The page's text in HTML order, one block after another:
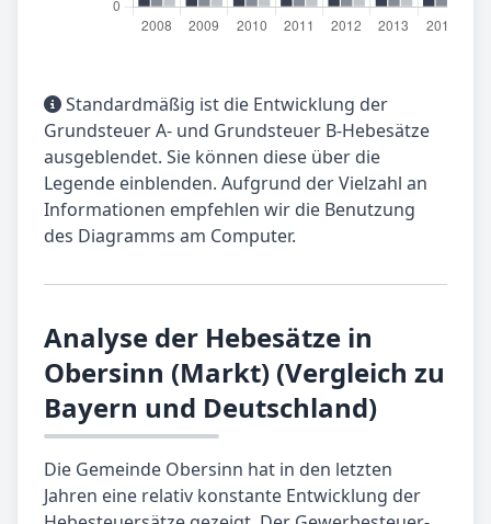
Standardmäßig ist die Entwicklung der
Grundsteuer A- und Grundsteuer B-Hebesätze
ausgeblendet. Sie können diese über die
Legende einblenden. Aufgrund der Vielzahl an
Informationen empfehlen wir die Benutzung
des Diagramms am Computer.
Analyse der Hebesätze in
Obersinn (Markt) (Vergleich zu
Bayern und Deutschland)
Die Gemeinde Obersinn hat in den letzten
Jahren eine relativ konstante Entwicklung der